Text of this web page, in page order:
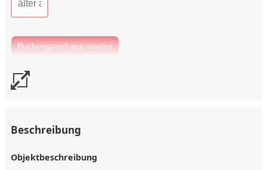
Beschreibung
Objektbeschreibung